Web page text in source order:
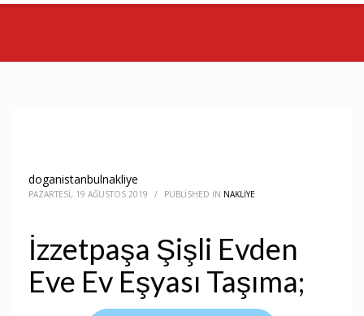
doganistanbulnakliye
PAZARTESI, 19 AĞUSTOS 2019 / PUBLISHED IN NAKLIYE
İzzetpaşa Şişli Evden
Eve Ev Eşyası Taşıma;